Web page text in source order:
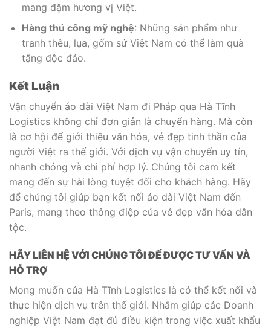
mang đậm hương vị Việt.
Hàng thủ công mỹ nghệ: Những sản phẩm như
tranh thêu, lụa, gốm sứ Việt Nam có thể làm quà
tặng độc đáo.
Kết Luận
Vận chuyển áo dài Việt Nam đi Pháp qua Hà Tĩnh
Logistics không chỉ đơn giản là chuyển hàng. Mà còn
là cơ hội để giới thiệu văn hóa, vẻ đẹp tinh thần của
người Việt ra thế giới. Với dịch vụ vận chuyển uy tín,
nhanh chóng và chi phí hợp lý. Chúng tôi cam kết
mang đến sự hài lòng tuyệt đối cho khách hàng. Hãy
để chúng tôi giúp bạn kết nối áo dài Việt Nam đến
Paris, mang theo thông điệp của vẻ đẹp văn hóa dân
tộc.
HÃY LIÊN HỆ VỚI CHÚNG TÔI ĐỂ ĐƯỢC TƯ VẤN VÀ
HỖ TRỢ
Mong muốn của Hà Tĩnh Logistics là có thể kết nối và
thực hiện dịch vụ trên thế giới. Nhằm giúp các Doanh
nghiệp Việt Nam đạt đủ điều kiện trong việc xuất khẩu